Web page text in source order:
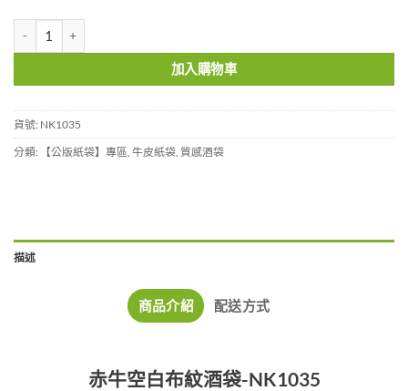
加入購物車
貨號: NK1035
分類:
【公版紙袋】專區 牛皮紙袋 質感酒袋
描述
商品介紹 配送方式
赤牛空白布紋酒袋-NK1035